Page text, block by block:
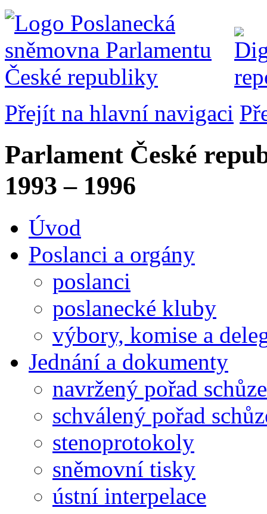
Přejít na hlavní navigaci
Parlament České
1993 – 1996
Úvod
Poslanci a orgány
poslanci
poslanecké kluby
výbory, komise a
Jednání a dokumenty
navržený pořad schůze
schválený pořad
stenoprotokoly
sněmovní tisky
ústní interpelace